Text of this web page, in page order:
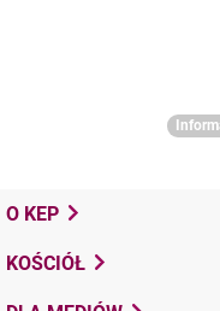
O KEP
KOŚCIÓŁ